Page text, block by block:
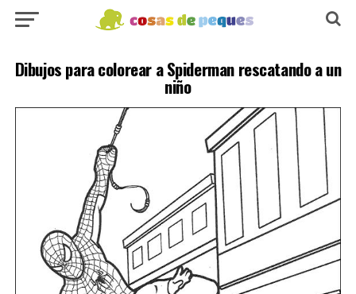
Dibujos para colorear a Spiderman rescatando a un
niño